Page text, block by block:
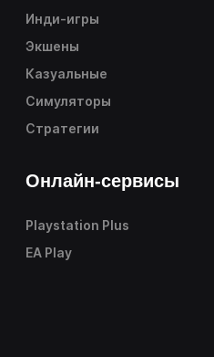
Инди-игры
Экшены
Казуальные
Симуляторы
Стратегии
Онлайн-сервисы
Playstation Plus
EA Play